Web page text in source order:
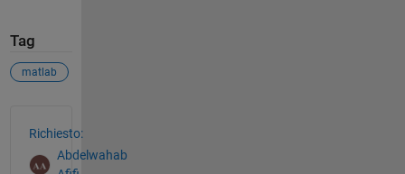
Tag
matlab
Richiesto:
Abdelwahab